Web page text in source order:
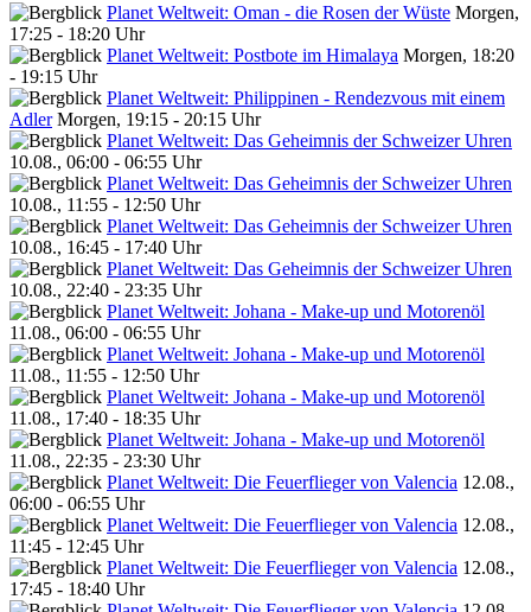
Planet Weltweit: Oman - die Rosen der Wüste Morgen,
17:25 - 18:20 Uhr
Planet Weltweit: Postbote im Himalaya Morgen, 18:20
- 19:15 Uhr
Planet Weltweit: Philippinen - Rendezvous mit einem
Adler Morgen, 19:15 - 20:15 Uhr
Planet Weltweit: Das Geheimnis der Schweizer Uhren
10.08., 06:00 - 06:55 Uhr
Planet Weltweit: Das Geheimnis der Schweizer Uhren
10.08., 11:55 - 12:50 Uhr
Planet Weltweit: Das Geheimnis der Schweizer Uhren
10.08., 16:45 - 17:40 Uhr
Planet Weltweit: Das Geheimnis der Schweizer Uhren
10.08., 22:40 - 23:35 Uhr
Planet Weltweit: Johana - Make-up und Motorenöl
11.08., 06:00 - 06:55 Uhr
Planet Weltweit: Johana - Make-up und Motorenöl
11.08., 11:55 - 12:50 Uhr
Planet Weltweit: Johana - Make-up und Motorenöl
11.08., 17:40 - 18:35 Uhr
Planet Weltweit: Johana - Make-up und Motorenöl
11.08., 22:35 - 23:30 Uhr
Planet Weltweit: Die Feuerflieger von Valencia 12.08.,
06:00 - 06:55 Uhr
Planet Weltweit: Die Feuerflieger von Valencia 12.08.,
11:45 - 12:45 Uhr
Planet Weltweit: Die Feuerflieger von Valencia 12.08.,
17:45 - 18:40 Uhr